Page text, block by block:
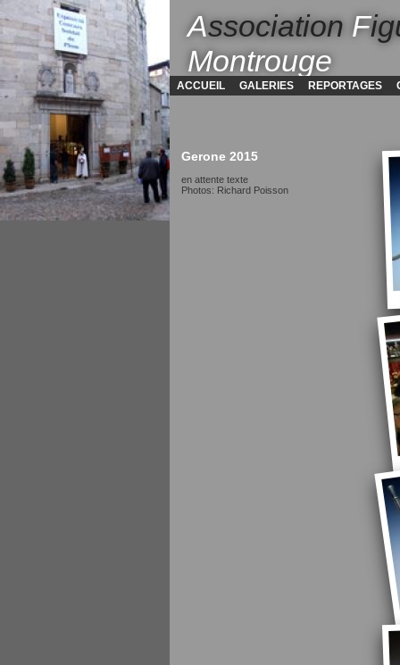
Association F
Montrouge
ACCUEIL GALERIES REPORTAGES
Gerone 2015
en attente texte
Photos: Richard Poisson